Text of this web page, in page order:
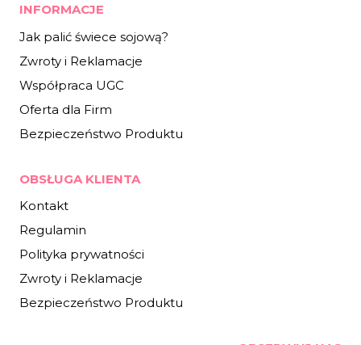
INFORMACJE
Jak palić świece sojową?
Zwroty i Reklamacje
Współpraca UGC
Oferta dla Firm
Bezpieczeństwo Produktu
OBSŁUGA KLIENTA
Kontakt
Regulamin
Polityka prywatności
Zwroty i Reklamacje
Bezpieczeństwo Produktu